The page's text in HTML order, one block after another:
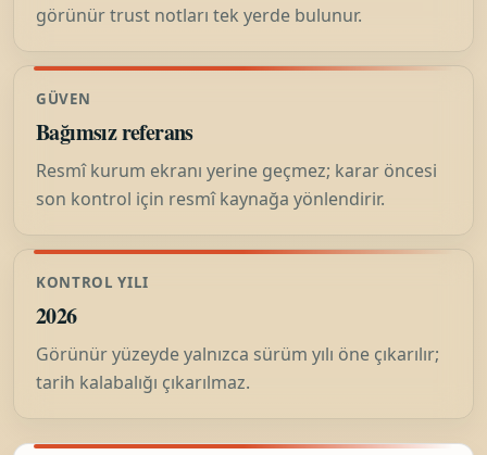
görünür trust notları tek yerde bulunur.
GÜVEN
Bağımsız referans
Resmî kurum ekranı yerine geçmez; karar öncesi
son kontrol için resmî kaynağa yönlendirir.
KONTROL YILI
2026
Görünür yüzeyde yalnızca sürüm yılı öne çıkarılır;
tarih kalabalığı çıkarılmaz.